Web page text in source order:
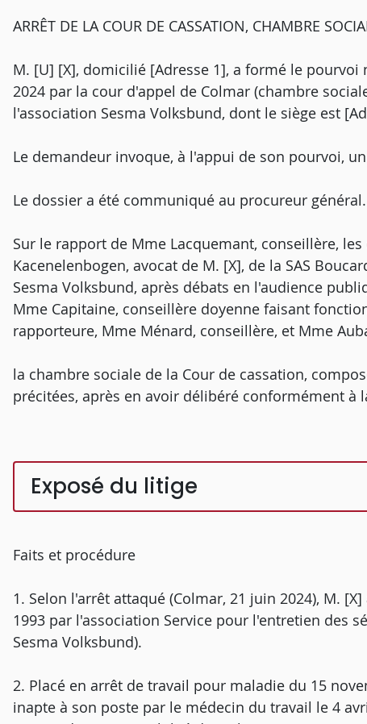
ARRÊT DE LA COUR DE CASSATION, CHAMBRE
M. [U] [X], domicilié [Adresse 1], a formé le pourvoi
2024 par la cour d'appel de Colmar (chambre
l'association Sesma Volksbund, dont le siège est
Le demandeur invoque, à l'appui de son pourvoi,
Le dossier a été communiqué au procureur général.
Sur le rapport de Mme Lacquemant, conseillère,
Kacenelenbogen, avocat de M. [X], de la SAS
Sesma Volksbund, après débats en l'audience
Mme Capitaine, conseillère doyenne faisant
rapporteure, Mme Ménard, conseillère, et Mme
la chambre sociale de la Cour de cassation,
précitées, après en avoir délibéré conformément à
Exposé du litige
Faits et procédure
1. Selon l'arrêt attaqué (Colmar, 21 juin 2024), M.
1993 par l'association Service pour l'entretien des
Sesma Volksbund).
2. Placé en arrêt de travail pour maladie du 15
inapte à son poste par le médecin du travail le 4